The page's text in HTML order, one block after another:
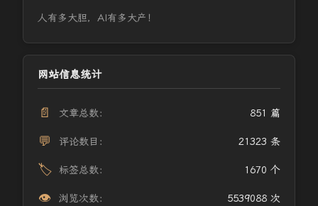
人有多大胆，AI有多大产！
网站信息统计
📄 文章总数： 851 篇
💬 评论数目： 21323 条
🏷️ 标签总数： 1670 个
👁️ 浏览次数： 5539088 次